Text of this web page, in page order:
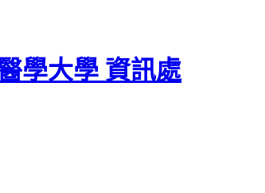
學大學 資訊處